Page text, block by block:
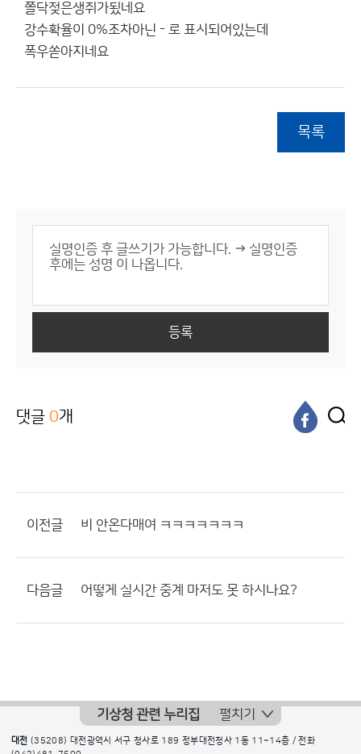
쫄닥젖은생쥐가됬네요
강수확율이 0%조차아닌 - 로 표시되어있는데
폭우쏟아지네요
목록
등록
댓글 0개
이전글 비 안온다매여 ㅋㅋㅋㅋㅋㅋㅋ
다음글 어떻게 실시간 중계 마저도 못 하시나요?
기상청 관련 누리집 펼치기
대전 (35208) 대전광역시 서구 청사로 189 정부대전청사 1동 11~14층 / 전화